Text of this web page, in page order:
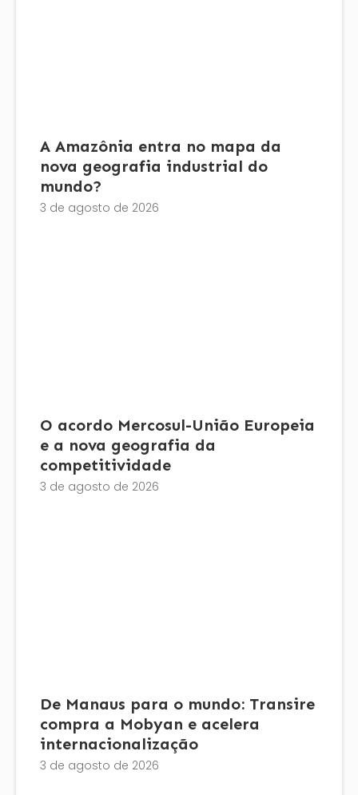
A Amazônia entra no mapa da
nova geografia industrial do
mundo?
3 de agosto de 2026
O acordo Mercosul-União Europeia
e a nova geografia da
competitividade
3 de agosto de 2026
De Manaus para o mundo: Transire
compra a Mobyan e acelera
internacionalização
3 de agosto de 2026